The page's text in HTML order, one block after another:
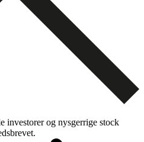
investorer og nysgerrige stock